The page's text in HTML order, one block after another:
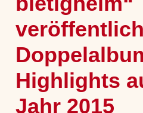
Highlights
Jahr 2015